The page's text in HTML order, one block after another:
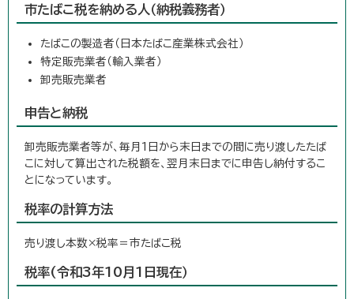
市たばこ税を納める人（納税義務者）
たばこの製造者（日本たばこ産業株式会社）
特定販売業者（輸入業者）
卸売販売業者
申告と納税
卸売販売業者等が、毎月1日から末日までの間に売り渡したたば
こに対して算出された税額を、翌月末日までに申告し納付するこ
とになっています。
税率の計算方法
売り渡し本数×税率＝市たばこ税
税率(令和3年10月1日現在）